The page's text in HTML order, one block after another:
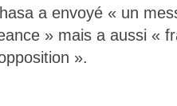
a envoyé « un
» mais a aussi «
».